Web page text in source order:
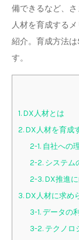
備できるなど、
人材を育成する
紹介。育成方法
す。
1. DX人材とは
2. DX人材を育成
2-1. 自社への
2-2. システム
2-3. DX推進
3. DX人材に求め
3-1. データの
3-2. テクノロ